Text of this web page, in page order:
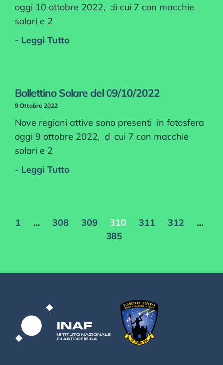
oggi 10 ottobre 2022, di cui 7 con macchie
solari e 2
- Leggi Tutto
Bollettino Solare del 09/10/2022
9 Ottobre 2022
Nove regioni attive sono presenti in fotosfera
oggi 9 ottobre 2022, di cui 7 con macchie
solari e 2
- Leggi Tutto
1 … 308 309 310 311 312
…
385